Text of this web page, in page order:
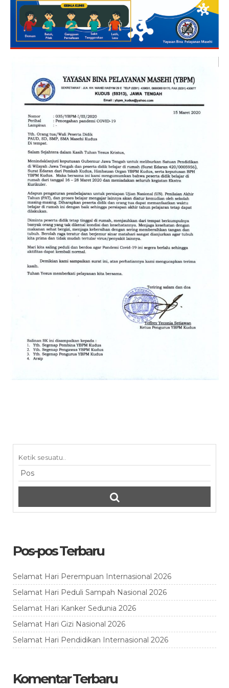
Pos-pos Terbaru
Selamat Hari Perempuan Internasional 2026
Selamat Hari Peduli Sampah Nasional 2026
Selamat Hari Kanker Sedunia 2026
Selamat Hari Gizi Nasional 2026
Selamat Hari Pendidikan Internasional 2026
Komentar Terbaru